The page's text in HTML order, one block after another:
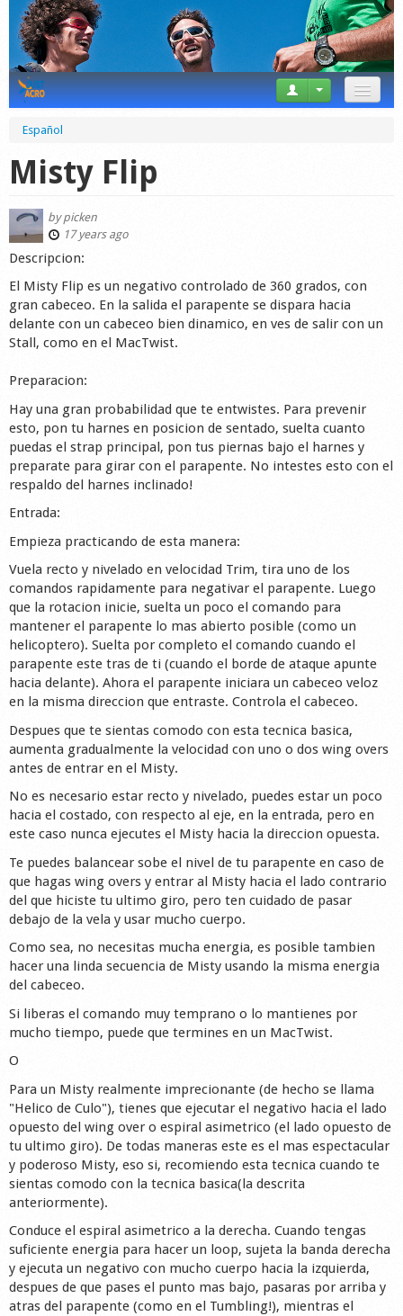
News
Tricks
Videos
Forum
Startplaces
Calendar
Gear
Market
Shop
Español
Misty Flip
bypicken
17 years ago
Des­cripcion:
El Misty Flip es un negativo controlado de 360 grados, con
gran cabeceo. En la salida el parapente se dispara hacia
delante con un cabeceo bien dinamico, en ves de salir con un
Stall, como en el MacTwist.
Preparacion:
Hay una gran probabilidad que te entwistes. Para prevenir
esto, pon tu harnes en posicion de sentado, suelta cuanto
puedas el strap principal, pon tus piernas bajo el harnes y
preparate para girar con el parapente. No intestes esto con el
respaldo del harnes inclinado!
Entrada:
Empieza practicando de esta manera:
Vuela recto y nivelado en velocidad Trim, tira uno de los
comandos rapidamente para negativar el parapente. Luego
que la rotacion inicie, suelta un poco el comando para
mantener el parapente lo mas abierto posible (como un
helicoptero). Suelta por completo el comando cuando el
parapente este tras de ti (cuando el borde de ataque apunte
hacia delante). Ahora el parapente iniciara un cabeceo veloz
en la misma direccion que entraste. Controla el cabeceo.
Despues que te sientas comodo con esta tecnica basica,
aumenta gradualmente la velocidad con uno o dos wing overs
antes de entrar en el Misty.
No es necesario estar recto y nivelado, puedes estar un poco
hacia el costado, con respecto al eje, en la entrada, pero en
este caso nunca ejecutes el Misty hacia la direccion opuesta.
Te puedes balancear sobe el nivel de tu parapente en caso de
que hagas wing overs y entrar al Misty hacia el lado contrario
del que hiciste tu ultimo giro, pero ten cuidado de pasar
debajo de la vela y usar mucho cuerpo.
Como sea, no necesitas mucha energia, es posible tambien
hacer una linda secuencia de Misty usando la misma energia
del cabeceo.
Si liberas el comando muy temprano o lo mantienes por
mucho tiempo, puede que termines en un MacTwist.
O
Para un Misty realmente imprecionante (de hecho se llama
"Helico de Culo"), tienes que ejecutar el negativo hacia el lado
opuesto del wing over o espiral asimetrico (el lado opuesto de
tu ultimo giro). De todas maneras este es el mas espectacular
y poderoso Misty, eso si, recomiendo esta tecnica cuando te
sientas comodo con la tecnica basica(la descrita
anteriormente).
Conduce el espiral asimetrico a la derecha. Cuando tengas
suficiente energia para hacer un loop, sujeta la banda derecha
y ejecuta un negativo con mucho cuerpo hacia la izquierda,
despues de que pases el punto mas bajo, pasaras por arriba y
atras del parapente (como en el Tumbling!), mientras el